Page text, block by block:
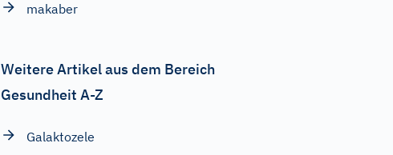
makaber
Weitere Artikel aus dem Bereich
Gesundheit A-Z
Galaktozele